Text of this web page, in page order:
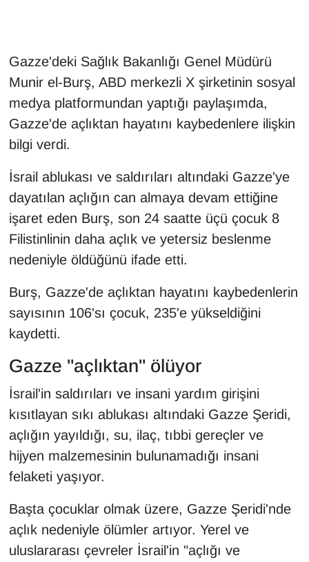
Gazze'deki Sağlık Bakanlığı Genel Müdürü
Munir el-Burş, ABD merkezli X şirketinin sosyal
medya platformundan yaptığı paylaşımda,
Gazze'de açlıktan hayatını kaybedenlere ilişkin
bilgi verdi.
İsrail ablukası ve saldırıları altındaki Gazze'ye
dayatılan açlığın can almaya devam ettiğine
işaret eden Burş, son 24 saatte üçü çocuk 8
Filistinlinin daha açlık ve yetersiz beslenme
nedeniyle öldüğünü ifade etti.
Burş, Gazze'de açlıktan hayatını kaybedenlerin
sayısının 106'sı çocuk, 235'e yükseldiğini
kaydetti.
Gazze "açlıktan" ölüyor
İsrail'in saldırıları ve insani yardım girişini
kısıtlayan sıkı ablukası altındaki Gazze Şeridi,
açlığın yayıldığı, su, ilaç, tıbbi gereçler ve
hijyen malzemesinin bulunamadığı insani
felaketi yaşıyor.
Başta çocuklar olmak üzere, Gazze Şeridi'nde
açlık nedeniyle ölümler artıyor. Yerel ve
uluslararası çevreler İsrail'in "açlığı ve
Kadın
Kamu Alımları
Kim Kimdir?
Kültür & Sanat
KURDÎ
MAGAZİN
MEDYA
ONE EKONOMİ
POLİTİKA
Resmi İlanlar
RÖPORTAJ
SAĞLIK
Seri İlan
Sinema - TV